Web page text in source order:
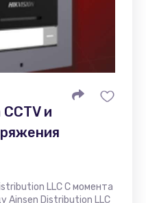
и
LLC С момента
Ainsen Distribution LLC